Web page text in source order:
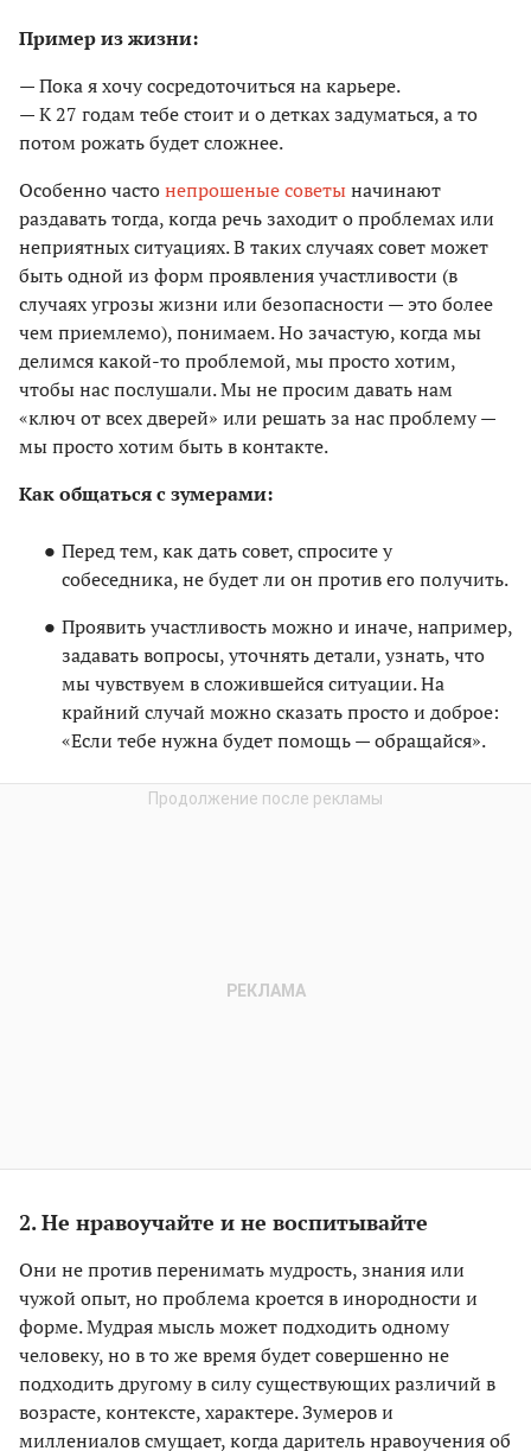
Пример из жизни:
— Пока я хочу сосредоточиться на карьере.
— К 27 годам тебе стоит и о детках задуматься, а то
потом рожать будет сложнее.
Особенно частонепрошеные советыначинают
раздавать тогда, когда речь заходит о проблемах или
неприятных ситуациях. В таких случаях совет может
быть одной из форм проявления участливости (в
случаях угрозы жизни или безопасности — это более
чем приемлемо), понимаем. Но зачастую, когда мы
делимся какой-то проблемой, мы просто хотим,
чтобы нас послушали. Мы не просим давать нам
«ключ от всех дверей» или решать за нас проблему —
мы просто хотим быть в контакте.
Как общаться с зумерами:
Перед тем, как дать совет, спросите у
собеседника, не будет ли он против его получить.
Проявить участливость можно и иначе, например,
задавать вопросы, уточнять детали, узнать, что
мы чувствуем в сложившейся ситуации. На
крайний случай можно сказать просто и доброе:
«Если тебе нужна будет помощь — обращайся».
2. Не нравоучайте и не воспитывайте
Они не против перенимать мудрость, знания или
чужой опыт, но проблема кроется в инородности и
форме. Мудрая мысль может подходить одному
человеку, но в то же время будет совершенно не
подходить другому в силу существующих различий в
возрасте, контексте, характере. Зумеров и
миллениалов смущает, когда даритель нравоучения об